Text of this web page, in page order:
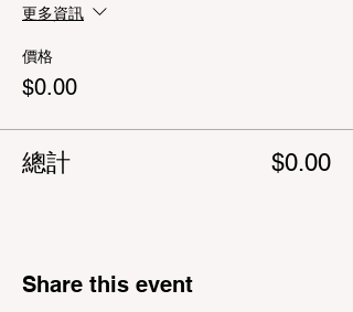
更多資訊
價格
$0.00
總計 $0.00
Share this event